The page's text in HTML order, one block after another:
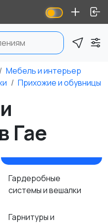
Мебель и интерьер
Прихожие и обувницы
Гае
Гардеробные
системы и вешалки
Гарнитуры и